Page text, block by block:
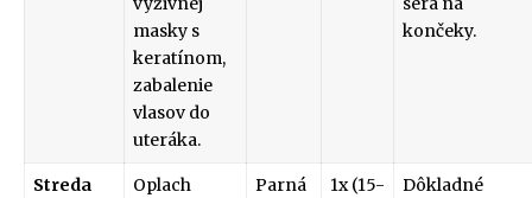
masky s
keratínom,
zabalenie
vlasov do
uteráka.
končeky.
Streda
Oplach
Parná
1x (15-
Dôkladné